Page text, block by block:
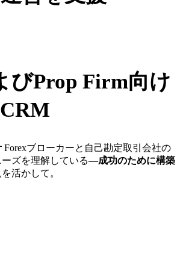
びProp Firm向け
Forexブローカーと自己勘定取引会社の
ーズを理解している—成功のために構築
活かして。